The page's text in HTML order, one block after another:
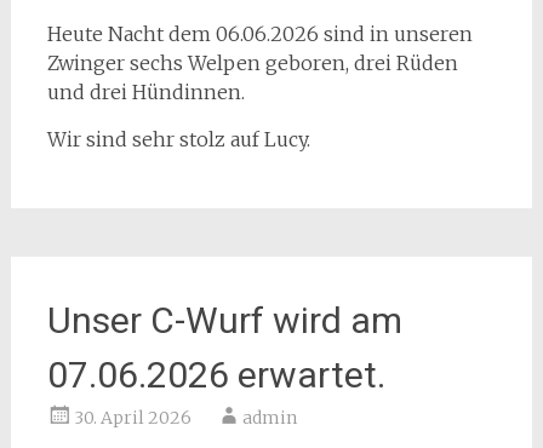
Heute Nacht dem 06.06.2026 sind in unseren
Zwinger sechs Welpen geboren, drei Rüden
und drei Hündinnen.
Wir sind sehr stolz auf Lucy.
Unser C-Wurf wird am
07.06.2026 erwartet.
30. April 2026 admin